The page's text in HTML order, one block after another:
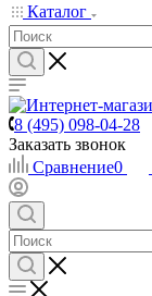
Каталог
8 (495) 098-04-28
Заказать звонок
Сравнение0